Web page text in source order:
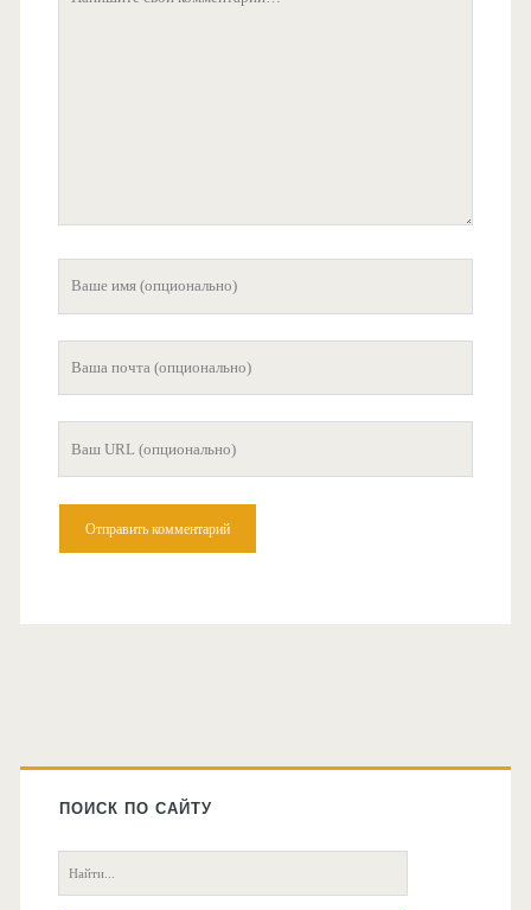
Главная
боковая
колонка
ПОИСК ПО САЙТУ
Поиск: